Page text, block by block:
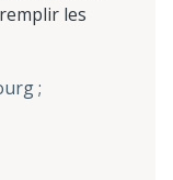
les
;